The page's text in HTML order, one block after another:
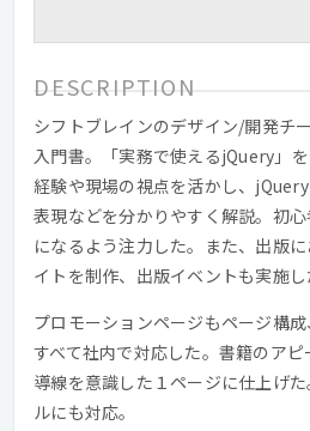
DESCRIPTION
シフトブレインのデザイン/開発チ
入門書。「実務で使えるjQuery」
経験や現場の視点を活かし、jQuery
表現などを分かりやすく解説。初
になるよう注力した。また、出版
イトを制作、出版イベントも実施し
プロモーションページもページ構
すべて社内で対応した。書籍のア
導線を意識した１ページに仕上げ
ルにも対応。